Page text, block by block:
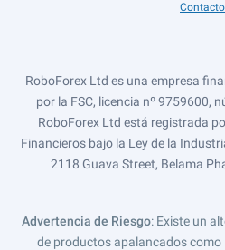
Contacto
RoboForex Ltd es una empresa
por la FSC, licencia nº 9759600,
RoboForex Ltd está registrada
Financieros bajo la Ley de la
2118 Guava Street, Belama
Advertencia de Riesgo: Existe un
de productos apalancados como